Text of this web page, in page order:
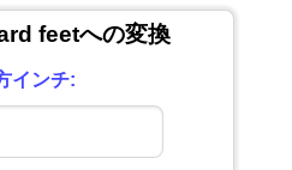
feetへの変換
インチ: